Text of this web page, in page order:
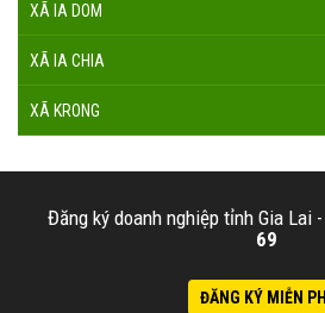
XÃ IA DOM
XÃ IA CHIA
XÃ KRONG
Đăng ký doanh nghiệp tỉnh Gia Lai -
69
ĐĂNG KÝ MIỄN PHÍ